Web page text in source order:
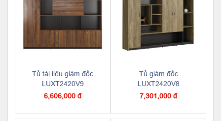
Tủ tài liệu giám đốc
LUXT2420V9
6,606,000 đ
Tủ giám đốc
LUXT2420V8
7,301,000 đ